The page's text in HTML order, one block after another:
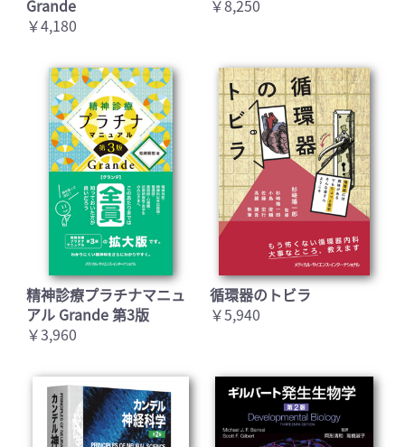
Grande
￥4,180
￥8,250
精神診療プラチナマニュ
アル Grande 第3版
￥3,960
循環器のトビラ
￥5,940